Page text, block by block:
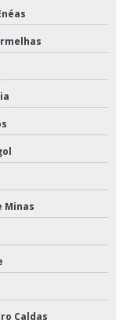
Minas
Caldas